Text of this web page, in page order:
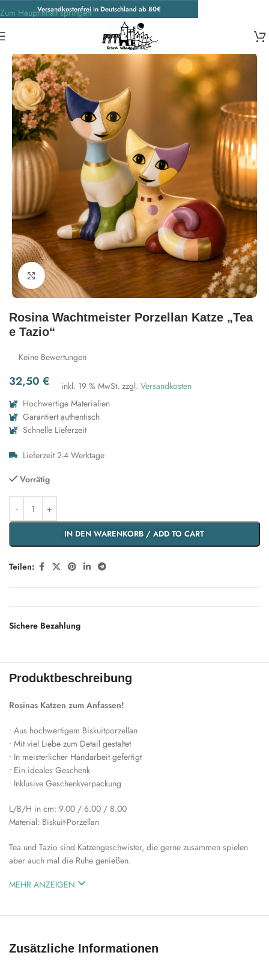
Versandkostenfrei in Deutschland ab 80€
Zum Hauptinhalt springen
Zum Vergrößern klicken
Rosina Wachtmeister Porzellan Katze „Tea
e Tazio“
Keine Bewertungen
32,50 € inkl. 19 % MwSt. zzgl. Versandkosten
Hochwertige Materialien
Garantiert authentisch
Schnelle Lieferzeit
Lieferzeit 2-4 Werktage
Vorrätig
IN DEN WARENKORB / ADD TO CART
Teilen:
Sichere Bezahlung
Produktbeschreibung
Rosinas Katzen zum Anfassen!
• Aus hochwertigem Biskuitporzellan
• Mit viel Liebe zum Detail gestaltet
• In meisterlicher Handarbeit gefertigt
• Ein ideales Geschenk
• Inklusive Geschenkverpackung
L/B/H in cm: 9.00 / 6.00 / 8.00
Material: Biskuit-Porzellan
Tea und Tazio sind Katzengeschwister, die gerne zusammen spielen
aber auch mal die Ruhe genießen.
MEHR ANZEIGEN
Zusätzliche Informationen